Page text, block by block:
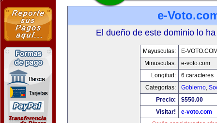
e-
El dueño de este dominio lo
Mayusculas:
E-
Minusculas:
e-voto.com
Longitud:
6 caracteres
Categorias:
Gobierno,
Precio:
$550.00
Visitar!
e-voto.com